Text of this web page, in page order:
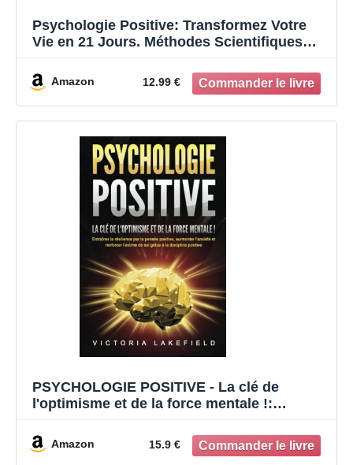
Psychologie Positive: Transformez Votre
Vie en 21 Jours. Méthodes Scientifiques
Pensées Négatives et Construire une
Résilience Durable
Amazon 12.99 €
PSYCHOLOGIE POSITIVE - La clé de
l'optimisme et de la force mentale !:
positive, surmonter l'anxiété et renforcer
l'estime de soi grâce à la discipline positive
Amazon 15.9 €